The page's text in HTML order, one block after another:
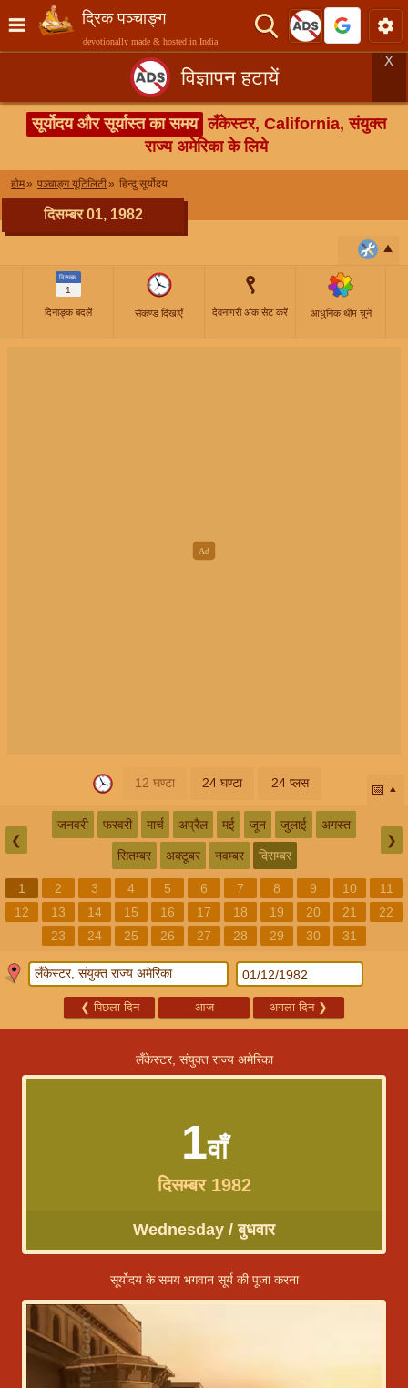
द्रिक पञ्चाङ्ग
devotionally made & hosted in India
विज्ञापन हटायें
X
सूर्योदय और सूर्यास्त का समय लँकेस्टर, California, संयुक्त
राज्य अमेरिका के लिये
होम पञ्चाङ्ग यूटिलिटी हिन्दु सूर्योदय
दिसम्बर 01, 1982
दिसम्बर
1
दिनाङ्क बदलें सेकण्ड दिखाएँ
९
देवनागरी अंक सेट करें आधुनिक थीम चुनें
12 घण्टा 24 घण्टा 24 प्लस 📅
❮
जनवरी फरवरी मार्च अप्रैल मई जून जुलाई अगस्त
सितम्बर अक्टूबर नवम्बर दिसम्बर
❯
1 2 3 4 5 6 7 8 9 10
11
12
13 14 15 16 17 18 19 20 21
22
23
24 25 26 27 28 29 30 31
❮ पिछला दिन आज अगला दिन ❯
लँकेस्टर, संयुक्त राज्य अमेरिका
1वाँ
दिसम्बर 1982
Wednesday / बुधवार
सूर्योदय के समय भगवान सूर्य की पूजा करना